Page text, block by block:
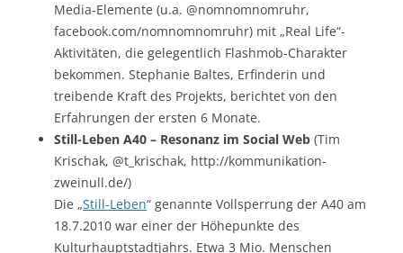
Media-Elemente (u.a. @nomnomnomruhr,
facebook.com/nomnomnomruhr) mit „Real Life“-
Aktivitäten, die gelegentlich Flashmob-Charakter
bekommen. Stephanie Baltes, Erfinderin und
treibende Kraft des Projekts, berichtet von den
Erfahrungen der ersten 6 Monate.
Still-Leben A40 – Resonanz im Social Web (Tim
Krischak, @t_krischak, http://kommunikation-
zweinull.de/)
Die „Still-Leben“ genannte Vollsperrung der A40 am
18.7.2010 war einer der Höhepunkte des
Kulturhauptstadtjahrs. Etwa 3 Mio. Menschen